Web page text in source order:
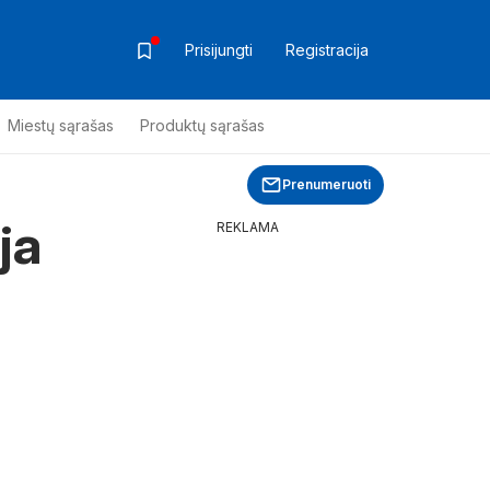
Prisijungti Registracija
Miestų sąrašas Produktų sąrašas
Prenumeruoti
REKLAMA